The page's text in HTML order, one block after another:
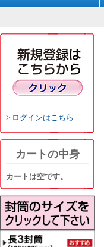
ログインはこちら
カートの中身
カートは空です。